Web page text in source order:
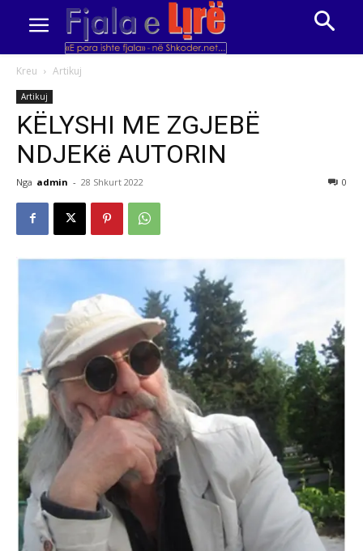
Kreu Artikuj
Artikuj
KËLYSHI ME ZGJEBË
NDJEKë AUTORIN
Nga admin - 28 Shkurt 2022 0